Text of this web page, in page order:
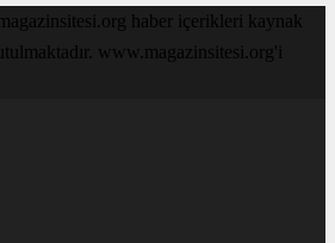
haber içerikleri kaynak
www.magazinsitesi.org'i